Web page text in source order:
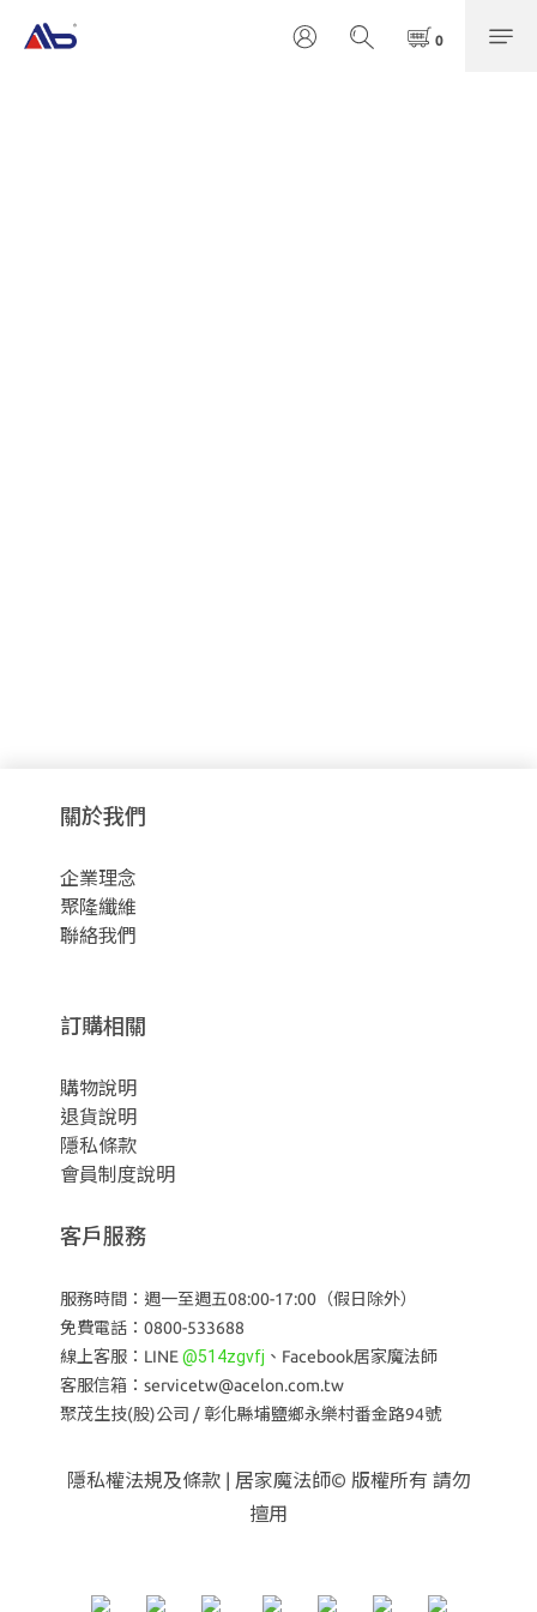
關於我們
企業理念
聚隆纖維
聯絡我們
訂購相關
購物說明
退貨說明
隱私條款
會員制度說明
客戶服務
服務時間：週一至週五08:00-17:00（假日除外）
免費電話：0800-533688
線上客服：LINE@514zgvfj 、 Facebook居家魔法師
客服信箱：servicetw@acelon.com.tw
聚茂生技(股)公司 / 彰化縣埔鹽鄉永樂村番金路94號
隱私權法規及條款| 居家魔法師© 版權所有 請勿
擅用